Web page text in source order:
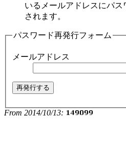
いるメールアドレスにパ
されます。
パスワード再発行フォーム
メールアドレス
From 2014/10/13: